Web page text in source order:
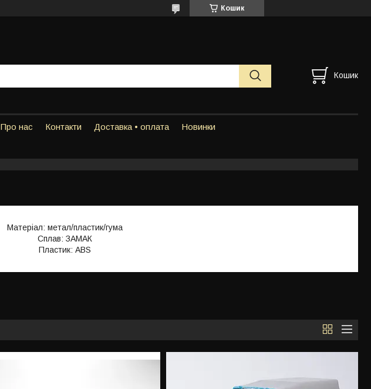
Кошик
Кошик
Про нас Контакти Доставка • оплата Новинки
Матеріал: метал/пластик/гума
Сплав: ЗАМАК
Пластик: АВS